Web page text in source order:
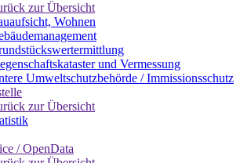
zur Übersicht
Wohnen
und Vermessung
Umweltschutzbehörde / Immissionsschutz
zur Übersicht
/ OpenData